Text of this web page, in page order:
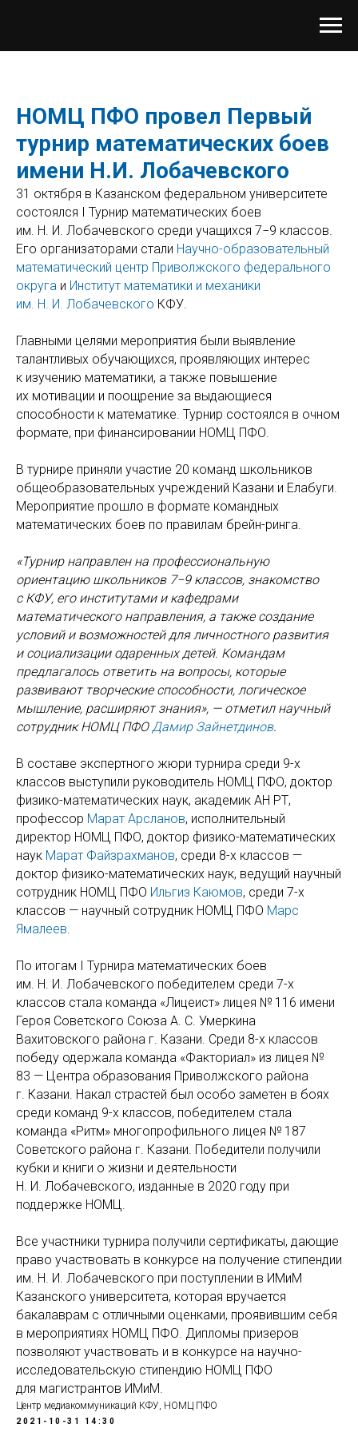
НОМЦ ПФО провел Первый
турнир математических боев
имени Н.И. Лобачевского
31 октября в Казанском федеральном университете
состоялся I Турнир математических боев
им. Н. И. Лобачевского среди учащихся 7−9 классов.
Его организаторами стали Научно-образовательный
математический центр Приволжского федерального
округа и Институт математики и механики
им. Н. И. Лобачевского КФУ.
Главными целями мероприятия были выявление
талантливых обучающихся, проявляющих интерес
к изучению математики, а также повышение
их мотивации и поощрение за выдающиеся
способности к математике. Турнир состоялся в очном
формате, при финансировании НОМЦ ПФО.
В турнире приняли участие 20 команд школьников
общеобразовательных учреждений Казани и Елабуги.
Мероприятие прошло в формате командных
математических боев по правилам брейн-ринга.
«Турнир направлен на профессиональную
ориентацию школьников 7−9 классов, знакомство
с КФУ, его институтами и кафедрами
математического направления, а также создание
условий и возможностей для личностного развития
и социализации одаренных детей. Командам
предлагалось ответить на вопросы, которые
развивают творческие способности, логическое
мышление, расширяют знания», — отметил научный
сотрудник НОМЦ ПФОДамир Зайнетдинов.
В составе экспертного жюри турнира среди 9-х
классов выступили руководитель НОМЦ ПФО, доктор
физико-математических наук, академик АН РТ,
профессор Марат Арсланов, исполнительный
директор НОМЦ ПФО, доктор физико-математических
наук Марат Файзрахманов, среди 8-х классов —
доктор физико-математических наук, ведущий научный
сотрудник НОМЦ ПФО Ильгиз Каюмов, среди 7-х
классов — научный сотрудник НОМЦ ПФО Марс
Ямалеев.
По итогам I Турнира математических боев
им. Н. И. Лобачевского победителем среди 7-х
классов стала команда «Лицеист» лицея № 116 имени
Героя Советского Союза А. С. Умеркина
Вахитовского района г. Казани. Среди 8-х классов
победу одержала команда «Факториал» из лицея №
83 — Центра образования Приволжского района
г. Казани. Накал страстей был особо заметен в боях
среди команд 9-х классов, победителем стала
команда «Ритм» многопрофильного лицея № 187
Советского района г. Казани. Победители получили
кубки и книги о жизни и деятельности
Н. И. Лобачевского, изданные в 2020 году при
поддержке НОМЦ.
Все участники турнира получили сертификаты, дающие
право участвовать в конкурсе на получение стипендии
им. Н. И. Лобачевского при поступлении в ИМиМ
Казанского университета, которая вручается
бакалаврам с отличными оценками, проявившим себя
в мероприятиях НОМЦ ПФО. Дипломы призеров
позволяют участвовать и в конкурсе на научно-
исследовательскую стипендию НОМЦ ПФО
для магистрантов ИМиМ.
Центр медиакоммуникаций КФУ, НОМЦ ПФО
2021-10-31 14:30